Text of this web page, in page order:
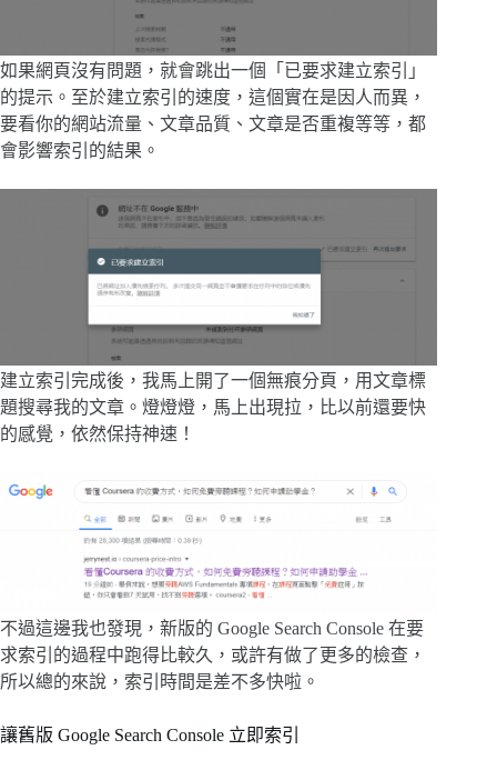
如果網頁沒有問題，就會跳出一個「已要求建立索引」
的提示。至於建立索引的速度，這個實在是因人而異，
要看你的網站流量、文章品質、文章是否重複等等，都
會影響索引的結果。
建立索引完成後，我馬上開了一個無痕分頁，用文章標
題搜尋我的文章。燈燈燈，馬上出現拉，比以前還要快
的感覺，依然保持神速！
不過這邊我也發現，新版的 Google Search Console 在要
求索引的過程中跑得比較久，或許有做了更多的檢查，
所以總的來說，索引時間是差不多快啦。
讓舊版 Google Search Console 立即索引